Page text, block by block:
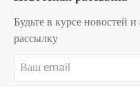
Будьте в курсе новостей
рассылку
email